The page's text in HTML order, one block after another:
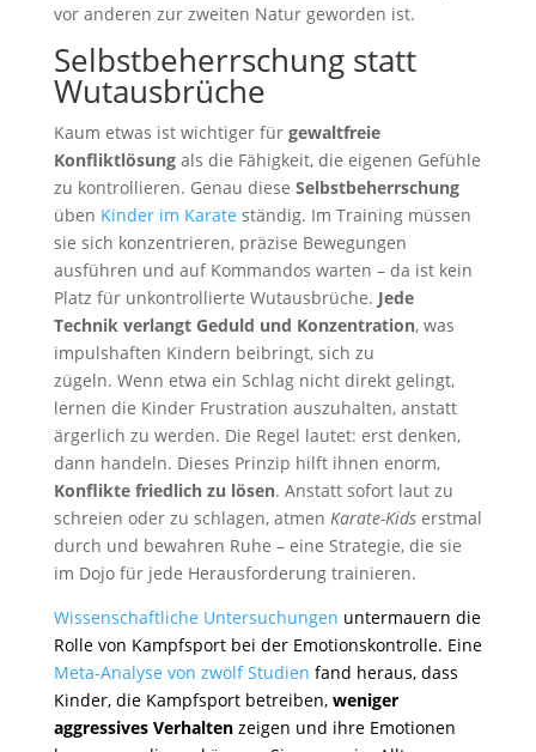
vor anderen zur zweiten Natur geworden ist.
Selbstbeherrschung statt
Wutausbrüche
Kaum etwas ist wichtiger für gewaltfreie
Konfliktlösungals die Fähigkeit, die eigenen Gefühle
zu kontrollieren. Genau diese Selbstbeherrschung
üben Kinder im Karate ständig. Im Training müssen
sie sich konzentrieren, präzise Bewegungen
ausführen und auf Kommandos warten – da ist kein
Platz für unkontrollierte Wutausbrüche. Jede
Technik verlangt Geduld und Konzentration, was
impulshaften Kindern beibringt, sich zu
zügeln. Wenn etwa ein Schlag nicht direkt gelingt,
lernen die Kinder Frustration auszuhalten, anstatt
ärgerlich zu werden. Die Regel lautet: erst denken,
dann handeln. Dieses Prinzip hilft ihnen enorm,
Konflikte friedlich zu lösen. Anstatt sofort laut zu
schreien oder zu schlagen, atmen Karate-Kidserstmal
durch und bewahren Ruhe – eine Strategie, die sie
im Dojo für jede Herausforderung trainieren.
Wissenschaftliche Untersuchungen untermauern die
Rolle von Kampfsport bei der Emotionskontrolle. Eine
Meta-Analyse von zwölf Studien fand heraus, dass
Kinder, die Kampfsport betreiben, weniger
aggressives Verhaltenzeigen und ihre Emotionen